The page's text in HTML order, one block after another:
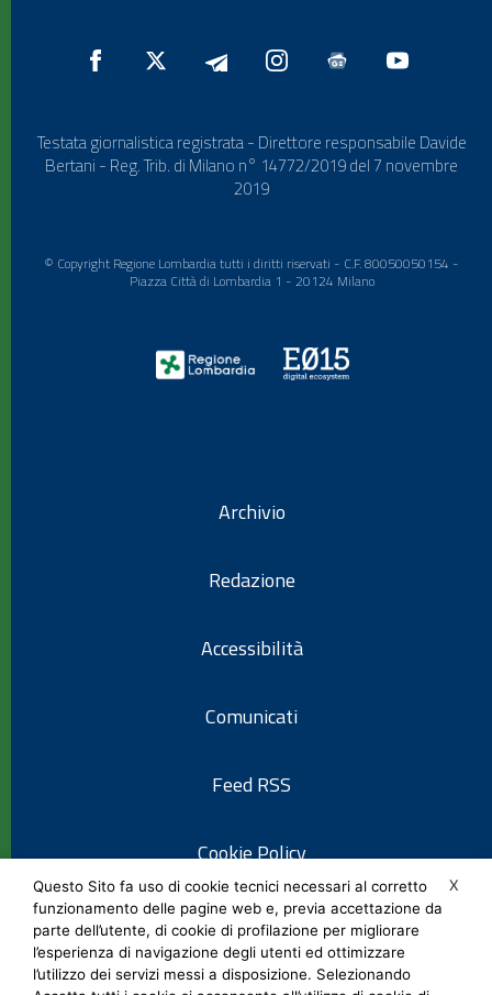
Testata giornalistica registrata - Direttore responsabile Davide
Bertani - Reg. Trib. di Milano n° 14772/2019 del 7 novembre
2019
© Copyright Regione Lombardia tutti i diritti riservati - C.F. 80050050154 -
Piazza Città di Lombardia 1 - 20124 Milano
Archivio
Redazione
Accessibilità
Comunicati
Feed RSS
Cookie Policy
Informativa privacy
X
Questo Sito fa uso di cookie tecnici necessari al corretto
funzionamento delle pagine web e, previa accettazione da
parte dell’utente, di cookie di profilazione per migliorare
l’esperienza di navigazione degli utenti ed ottimizzare
l’utilizzo dei servizi messi a disposizione. Selezionando